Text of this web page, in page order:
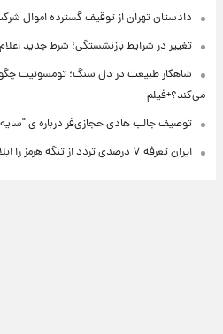
دادستان تهران از توقیف گسترده اموال
تغییر در شرایط بازنشستگی؛ شرط جدید
شاهکار طبیعت در دل سنگ؛ تومسونیت
می‌کند؟+فیلم
توصیف جالب هادی حجازی‌فر درباره ی "سایه"
ایران تعرفه ۷ درصدی تردد از تنگه هرمز را ابلاغ کرد